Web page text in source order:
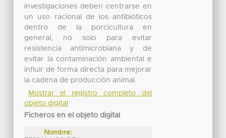
investigaciones deben centrarse en
un uso racional de los antibióticos
dentro de la porcicultura en
general, no solo para evitar
resistencia antimicrobiana y de
evitar la contaminación ambiental e
influir de forma directa para mejorar
la cadena de producción animal.
Mostrar el registro completo del
objeto digital
Ficheros en el objeto digital
Nombre: